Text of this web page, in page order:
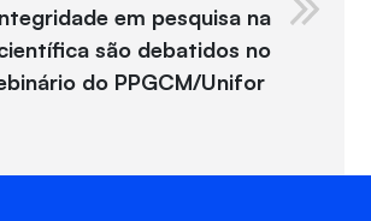
em pesquisa na
são debatidos no
do PPGCM/Unifor